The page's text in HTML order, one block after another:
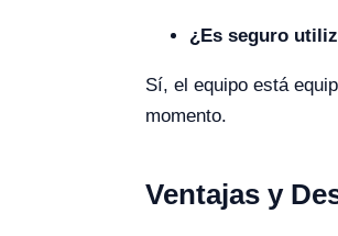
¿Es seguro
Sí, el equipo está
momento.
Ventajas y